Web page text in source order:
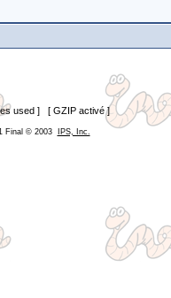
used ] [ GZIP activé ]
Final © 2003 IPS, Inc.